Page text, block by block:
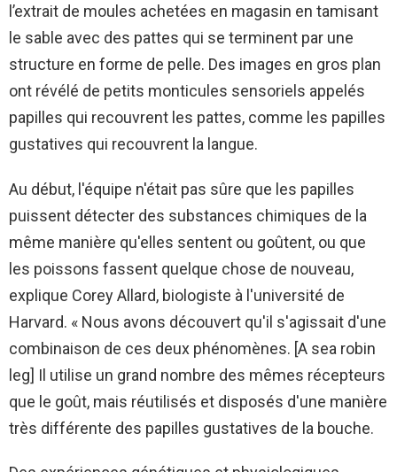
l’extrait de moules achetées en magasin en tamisant
le sable avec des pattes qui se terminent par une
structure en forme de pelle. Des images en gros plan
ont révélé de petits monticules sensoriels appelés
papilles qui recouvrent les pattes, comme les papilles
gustatives qui recouvrent la langue.
Au début, l'équipe n'était pas sûre que les papilles
puissent détecter des substances chimiques de la
même manière qu'elles sentent ou goûtent, ou que
les poissons fassent quelque chose de nouveau,
explique Corey Allard, biologiste à l'université de
Harvard. « Nous avons découvert qu'il s'agissait d'une
combinaison de ces deux phénomènes. [A sea robin
leg] Il utilise un grand nombre des mêmes récepteurs
que le goût, mais réutilisés et disposés d'une manière
très différente des papilles gustatives de la bouche.